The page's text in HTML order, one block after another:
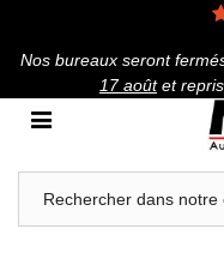
Nos bureaux seront
17 aoûtet